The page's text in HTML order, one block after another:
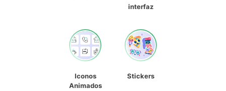
interfaz
Iconos
Animados
Stickers